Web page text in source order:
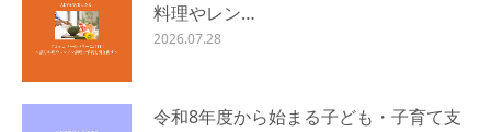
料理やレン…
2026.07.28
令和8年度から始まる子ども・子育て支